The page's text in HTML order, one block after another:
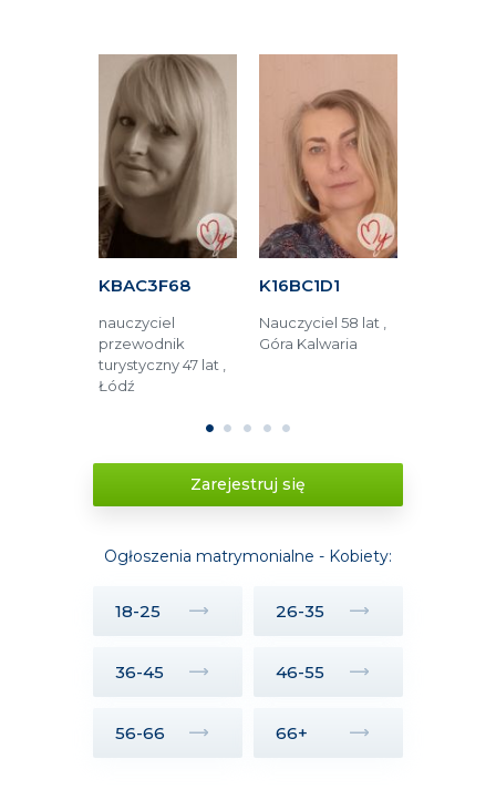
KBAC3F68
nauczyciel
przewodnik
turystyczny 47 lat ,
Łódź
K16BC1D1
Nauczyciel 58 lat ,
Góra Kalwaria
1 2 3 4 5
Zarejestruj się
Ogłoszenia matrymonialne - Kobiety:
18-25 26-35
36-45 46-55
56-66 66+